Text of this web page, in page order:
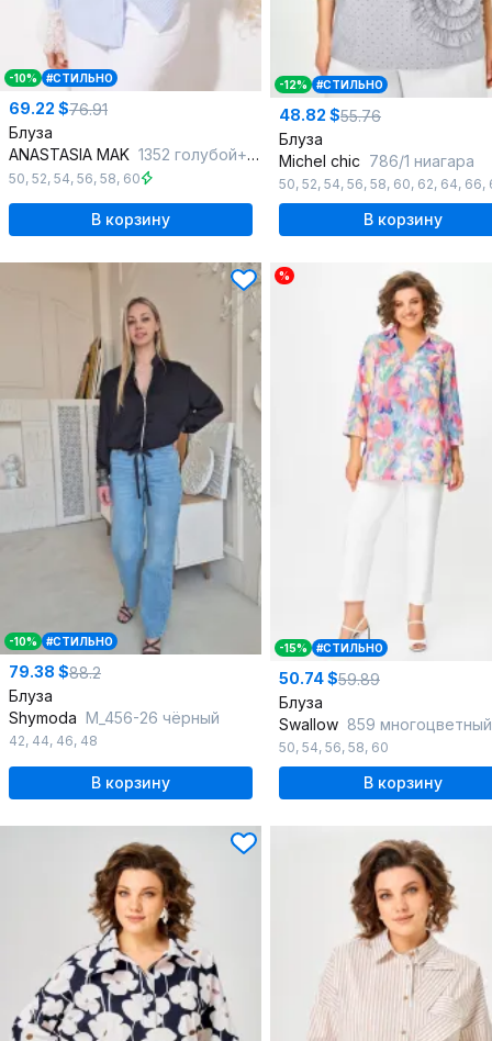
-10% #СТИЛЬНО
69.22 $76.91
Блуза
ANASTASIA MAK 1352 голубой+полоска
50, 52, 54, 56, 58, 60
В корзину
-12% #СТИЛЬНО
48.82 $55.76
Блуза
Michel chic 786/1 ниагара
50, 52, 54, 56, 58, 60, 62, 64, 66,
В корзину
-10% #СТИЛЬНО
79.38 $88.2
Блуза
Shymoda М_456-26 чёрный
42, 44, 46, 48
В корзину
%
-15% #СТИЛЬНО
50.74 $59.89
Блуза
Swallow 859
50, 54, 56, 58, 60
В корзину